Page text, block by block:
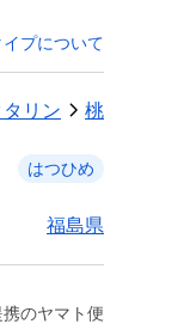
プについて
リン 桃
はつひめ
福島県
のヤマト便